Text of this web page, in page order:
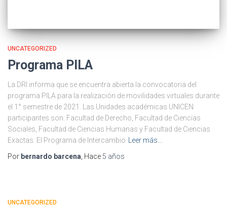
UNCATEGORIZED
Programa PILA
La DRI informa que se encuentra abierta la convocatoria del
programa PILA para la realización de movilidades virtuales durante
el 1° semestre de 2021. Las Unidades académicas UNICEN
participantes son: Facultad de Derecho, Facultad de Ciencias
Sociales, Facultad de Ciencias Humanas y Facultad de Ciencias
Exactas. El Programa de Intercambio Leer más…
Por bernardo barcena, Hace 5 años
UNCATEGORIZED